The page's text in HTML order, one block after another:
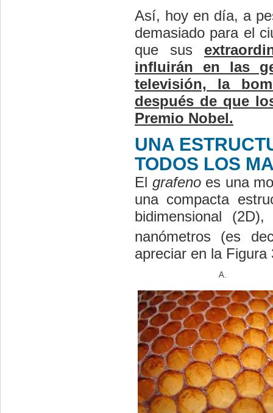
Así, hoy en día, a
demasiado para el
que sus
influirán en las
televisión, la
después de que
Premio Nobel.
UNA
TODOS LOS
El grafenoes una
una compacta
bidimensional
nanómetros (es
apreciar en la Figura
A.